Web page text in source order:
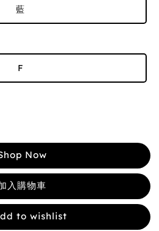
藍
F
Now
入購物車
to wishlist